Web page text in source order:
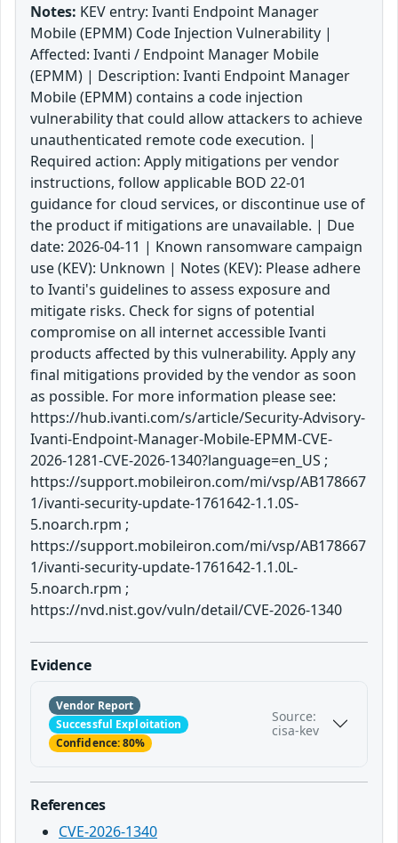
Notes: KEV entry: Ivanti Endpoint Manager
Mobile (EPMM) Code Injection Vulnerability |
Affected: Ivanti / Endpoint Manager Mobile
(EPMM) | Description: Ivanti Endpoint Manager
Mobile (EPMM) contains a code injection
vulnerability that could allow attackers to achieve
unauthenticated remote code execution. |
Required action: Apply mitigations per vendor
instructions, follow applicable BOD 22-01
guidance for cloud services, or discontinue use of
the product if mitigations are unavailable. | Due
date: 2026-04-11 | Known ransomware campaign
use (KEV): Unknown | Notes (KEV): Please adhere
to Ivanti's guidelines to assess exposure and
mitigate risks. Check for signs of potential
compromise on all internet accessible Ivanti
products affected by this vulnerability. Apply any
final mitigations provided by the vendor as soon
as possible. For more information please see:
https://hub.ivanti.com/s/article/Security-Advisory-
Ivanti-Endpoint-Manager-Mobile-EPMM-CVE-
2026-1281-CVE-2026-1340?language=en_US ;
https://support.mobileiron.com/mi/vsp/AB178667
1/ivanti-security-update-1761642-1.1.0S-
5.noarch.rpm ;
https://support.mobileiron.com/mi/vsp/AB178667
1/ivanti-security-update-1761642-1.1.0L-
5.noarch.rpm ;
https://nvd.nist.gov/vuln/detail/CVE-2026-1340
Evidence
Vendor Report
Successful Exploitation
Confidence: 80%
Source:
cisa-kev
References
CVE-2026-1340